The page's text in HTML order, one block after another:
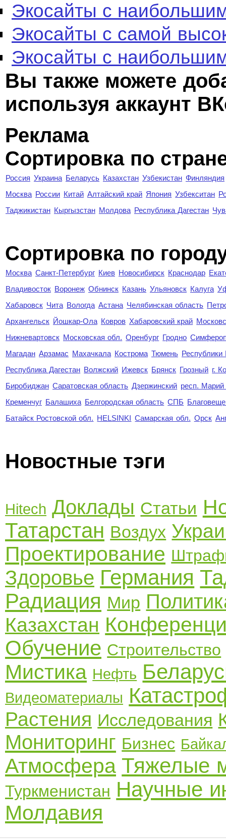
Экосайты с
Экосайты с самой
Экосайты с
Вы также можете
используя аккаунт
Реклама
Сортировка по
Россия Украина Беларусь Казахстан Узбекистан Финляндия
Москва России Китай Алтайский край Япония Узбекситан
Таджикистан Кыргызстан Молдова Республика Дагестан
Cортировка по
Москва Санкт-Петербург Киев Новосибирск Краснодар
Владивосток Воронеж Обнинск Казань Ульяновск Калуга
Хабаровск Чита Вологда Астана Челябинская область
Архангельск Йошкар-Ола Ковров Хабаровский край
Нижневартовск Московская обл. Оренбург Гродно
Магадан Арзамас Махачкала Кострома Тюмень Республики
Республика Дагестан Волжский Ижевск Брянск Грозный г.
Биробиджан Саратовская область Дзержинский респ.
Кременчуг Балашиха Белгородская область СПБ
Батайск Ростовской обл. HELSINKI Самарская обл. Орск
Новостные тэги
Hitech Доклады Статьи
Татарстан Воздух
Проектирование
Здоровье Германия
Радиация Мир
Казахстан
Обучение Строительство
Мистика Нефть
Видеоматериалы
Растения Исследования
Мониторинг Бизнес
Атмосфера Тяжелые
Туркменистан Научные
Молдавия